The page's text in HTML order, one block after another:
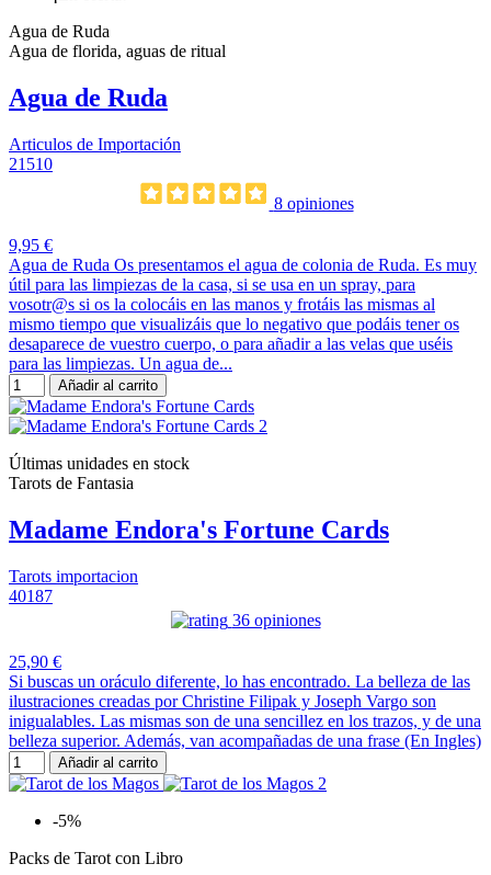
Agua de Ruda
Agua de florida, aguas de ritual
Agua de Ruda
Articulos de Importación
21510
8 opiniones
9,95 €
Agua de Ruda Os presentamos el agua de colonia de Ruda. Es muy
útil para las limpiezas de la casa, si se usa en un spray, para
vosotr@s si os la colocáis en las manos y frotáis las mismas al
mismo tiempo que visualizáis que lo negativo que podáis tener os
desaparece de vuestro cuerpo, o para añadir a las velas que uséis
para las limpiezas. Un agua de...
Añadir al carrito
Últimas unidades en stock
Tarots de Fantasia
Madame Endora's Fortune Cards
Tarots importacion
40187
36 opiniones
25,90 €
Si buscas un oráculo diferente, lo has encontrado. La belleza de las
ilustraciones creadas por Christine Filipak y Joseph Vargo son
inigualables. Las mismas son de una sencillez en los trazos, y de una
belleza superior. Además, van acompañadas de una frase (En Ingles)
Añadir al carrito
-5%
Packs de Tarot con Libro